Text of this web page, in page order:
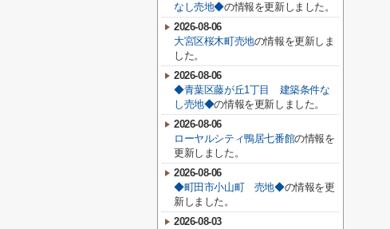
なし売地◆の情報を更新しました。
2026-08-06
大宮区桜木町売地の情報を更新しま
した。
2026-08-06
◆青葉区藤が丘1丁目 建築条件な
し売地◆の情報を更新しました。
2026-08-06
ローヤルシティ鴨居七番館の情報を
更新しました。
2026-08-06
◆町田市小山町 売地◆の情報を更
新しました。
2026-08-03